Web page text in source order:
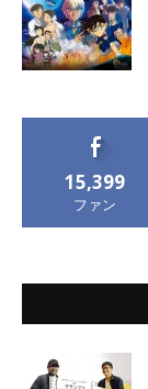
15,399
ファン